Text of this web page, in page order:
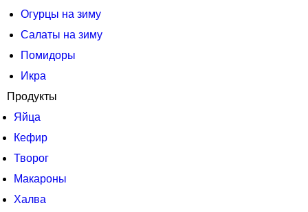
Огурцы на зиму
Салаты на зиму
Помидоры
Икра
Продукты
Яйца
Кефир
Творог
Макароны
Халва